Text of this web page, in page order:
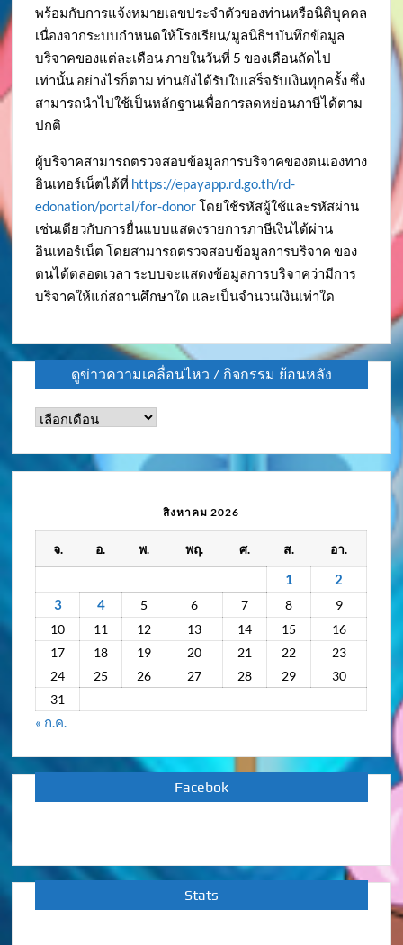
พร้อมกับการแจ้งหมายเลขประจำตัวของท่านหรือนิติบุคคล
เนื่องจากระบบกำหนดให้โรงเรียน/มูลนิธิฯ บันทึกข้อมูล
บริจาคของแต่ละเดือน ภายในวันที่ 5 ของเดือนถัดไป
เท่านั้น อย่างไรก็ตาม ท่านยังได้รับใบเสร็จรับเงินทุกครั้ง ซึ่ง
สามารถนำไปใช้เป็นหลักฐานเพื่อการลดหย่อนภาษีได้ตาม
ปกติ
ผู้บริจาคสามารถตรวจสอบข้อมูลการบริจาคของตนเองทาง
อินเทอร์เน็ตได้ที่ https://epayapp.rd.go.th/rd-
edonation/portal/for-donorโดยใช้รหัสผู้ใช้และรหัสผ่าน
เช่นเดียวกับการยื่นแบบแสดงรายการภาษีเงินได้ผ่าน
อินเทอร์เน็ต โดยสามารถตรวจสอบข้อมูลการบริจาค ของ
ตนได้ตลอดเวลา ระบบจะแสดงข้อมูลการบริจาคว่ามีการ
บริจาคให้แก่สถานศึกษาใด และเป็นจำนวนเงินเท่าใด
ดูข่าวความเคลื่อนไหว / กิจกรรม ย้อนหลัง
ดู
กิจกรรม
ย้อน
สิงหาคม 2026
จ. อ. พ. พฤ. ศ. ส. อา.
1
2
3
4 5 6 7 8
9
10
11 12 13 14 15
16
17
18 19 20 21 22
23
24
25 26 27 28 29
30
31
« ก.ค.
Facebok
Stats